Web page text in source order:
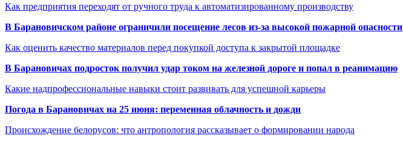
Как предприятия переходят от ручного труда к автоматизированному производству
В Барановичском районе ограничили посещение лесов из-за высокой пожарной опасности
Как оценить качество материалов перед покупкой доступа к закрытой площадке
В Барановичах подросток получил удар током на железной дороге и попал в реанимацию
Какие надпрофессиональные навыки стоит развивать для успешной карьеры
Погода в Барановичах на 25 июня: переменная облачность и дожди
Происхождение белорусов: что антропология рассказывает о формировании народа